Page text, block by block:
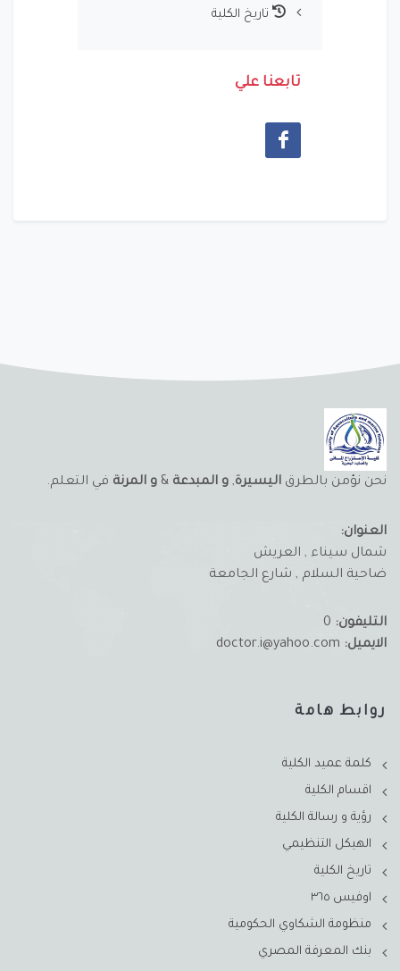
تاريخ الكلية
تابعنا علي
نحن نؤمن بالطرق اليسيرة, و المبدعة & و المرنة في التعلم.
العنوان:
شمال سيناء , العريش
ضاحية السلام , شارع الجامعة
التليفون:
الايميل:
روابط هامة
كلمة عميد الكلية
اقسام الكلية
رؤية و رسالة الكلية
الهيكل التنظيمي
تاريخ الكلية
اوفيس ٣٦٥
منظومة الشكاوي الحكومية
بنك المعرفة المصري